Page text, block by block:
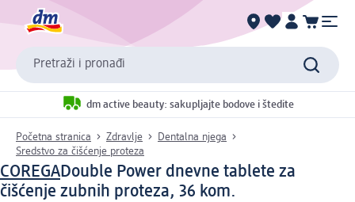
Pretraži i pronađi
dm active beauty: sakupljajte bodove i štedite
Početna stranica Zdravlje
Dentalna njega
Sredstvo za čišćenje proteza
COREGADouble Power dnevne tablete za
čišćenje zubnih proteza, 36 kom.